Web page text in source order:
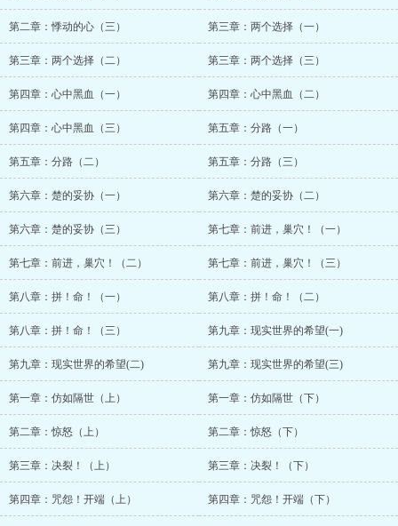
第二章：悸动的心（三） 第三章：两个选择（一）
第三章：两个选择（二） 第三章：两个选择（三）
第四章：心中黑血（一） 第四章：心中黑血（二）
第四章：心中黑血（三） 第五章：分路（一）
第五章：分路（二） 第五章：分路（三）
第六章：楚的妥协（一） 第六章：楚的妥协（二）
第六章：楚的妥协（三） 第七章：前进，巢穴！（一）
第七章：前进，巢穴！（二） 第七章：前进，巢穴！（三）
第八章：拼！命！（一） 第八章：拼！命！（二）
第八章：拼！命！（三） 第九章：现实世界的希望(一)
第九章：现实世界的希望(二) 第九章：现实世界的希望(三)
第一章：仿如隔世（上） 第一章：仿如隔世（下）
第二章：惊怒（上） 第二章：惊怒（下）
第三章：决裂！（上） 第三章：决裂！（下）
第四章：咒怨！开端（上） 第四章：咒怨！开端（下）